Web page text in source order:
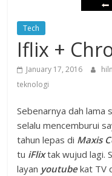
Tech
Iflix +
January 17, 2016
teknologi
Sebenarnya dah lama
selalu mencemburui
tahun lepas di Maxis
tu iFlixtak wujud lagi.
layan youtubekat TV